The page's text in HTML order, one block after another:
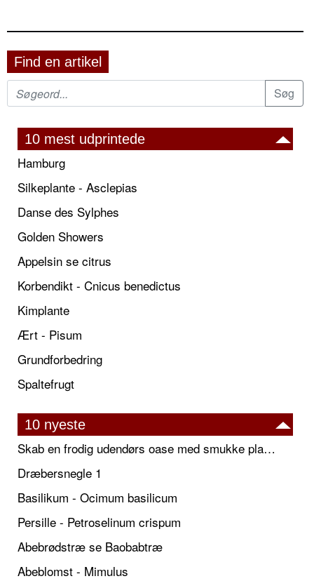
Find en artikel
10 mest udprintede
Hamburg
Silkeplante - Asclepias
Danse des Sylphes
Golden Showers
Appelsin se citrus
Korbendikt - Cnicus benedictus
Kimplante
Ært - Pisum
Grundforbedring
Spaltefrugt
10 nyeste
Skab en frodig udendørs oase med smukke plantekrukker og elegante espalier
Dræbersnegle 1
Basilikum - Ocimum basilicum
Persille - Petroselinum crispum
Abebrødstræ se Baobabtræ
Abeblomst - Mimulus